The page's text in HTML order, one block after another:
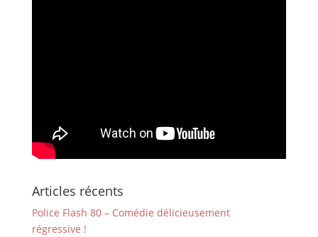
Articles récents
Police Flash 80 – Comédie délicieusement
régressive !